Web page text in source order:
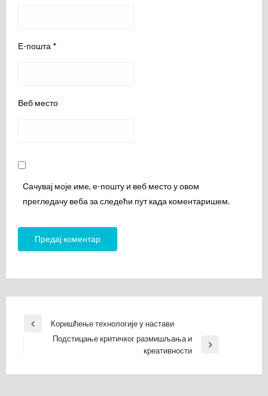
Е-пошта *
Веб место
Сачувај моје име, е-пошту и веб место у овом
прегледачу веба за следећи пут када коментаришем.
Кретање
чланка
Previous
Коришћење технологије у настави
Подстицање критичког размишљања и
креативности